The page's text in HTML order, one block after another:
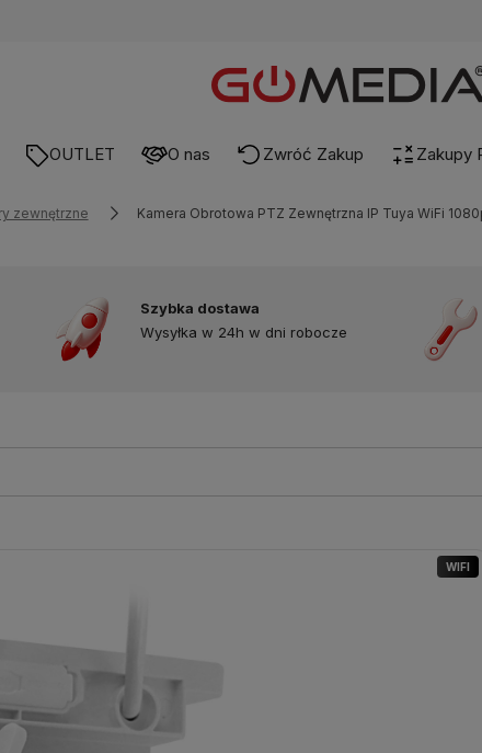
OUTLET O nas Zwróć Zakup Zakupy
zewnętrzne Kamera Obrotowa PTZ Zewnętrzna IP Tuya WiFi
Szybka dostawa
Wysyłka w 24h w dni robocze
WIFI